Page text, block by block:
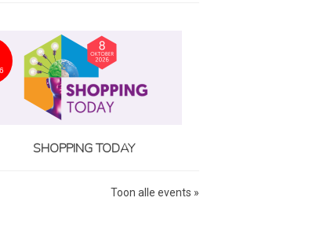
SHOPPING TODAY
Toon alle events »